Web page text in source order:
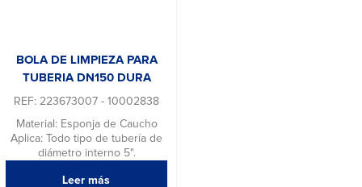
BOLA DE LIMPIEZA PARA
TUBERIA DN150 DURA
REF: 223673007 - 10002838
Material: Esponja de Caucho
Aplica: Todo tipo de tubería de
diámetro interno 5".
Leer más